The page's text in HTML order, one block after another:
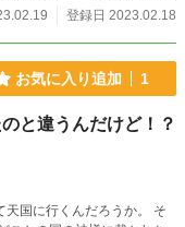
登録日 2023.02.18
お気に入り追加 1
と違うんだけど！？
に行くんだろうか。 そ